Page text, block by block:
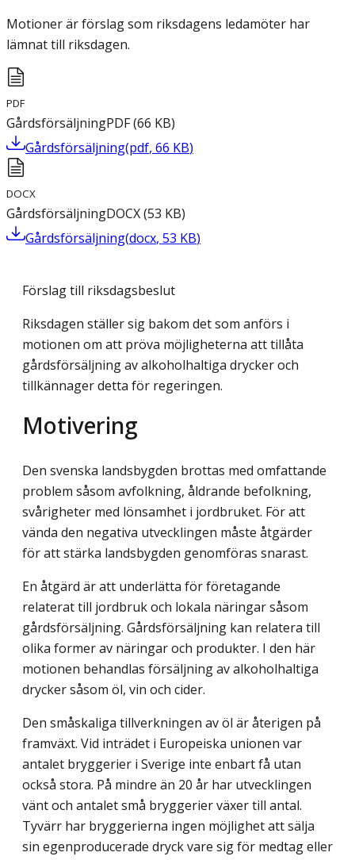
Motioner är förslag som riksdagens ledamöter har
lämnat till riksdagen.
PDF
GårdsförsäljningPDF(66 KB)
Gårdsförsäljning(pdf, 66 KB)
DOCX
GårdsförsäljningDOCX(53 KB)
Gårdsförsäljning(docx, 53 KB)
Förslag till riksdagsbeslut
Riksdagen ställer sig bakom det som anförs i
motionen om att pröva möjligheterna att tillåta
gårdsförsäljning av alkoholhaltiga drycker och
tillkännager detta för regeringen.
Motivering
Den svenska landsbygden brottas med omfattande
problem såsom avfolkning, åldrande befolkning,
svårigheter med lönsamhet i jordbruket. För att
vända den negativa utvecklingen måste åtgärder
för att stärka landsbygden genomföras snarast.
En åtgärd är att underlätta för företagande
relaterat till jordbruk och lokala näringar såsom
gårdsförsäljning. Gårdsförsäljning kan relatera till
olika former av näringar och produkter. I den här
motionen behandlas försäljning av alkoholhaltiga
drycker såsom öl, vin och cider.
Den småskaliga tillverkningen av öl är återigen på
framväxt. Vid inträdet i Europeiska unionen var
antalet bryggerier i Sverige inte enbart få utan
också stora. På mindre än 20 år har utvecklingen
vänt och antalet små bryggerier växer till antal.
Tyvärr har bryggerierna ingen möjlighet att sälja
sin egenproducerade dryck vare sig för medtag eller